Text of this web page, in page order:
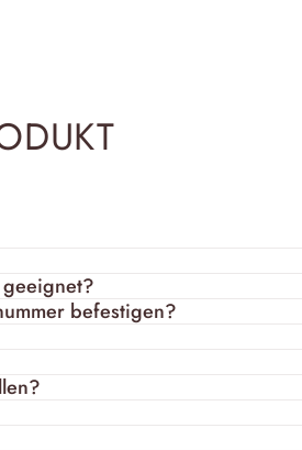
geeignet?
befestigen?